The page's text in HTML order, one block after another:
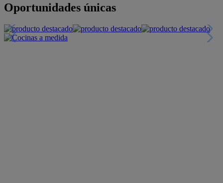
Oportunidades únicas